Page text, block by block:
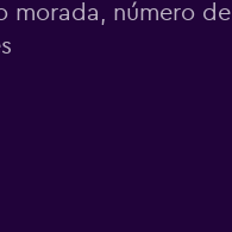
morada, número de